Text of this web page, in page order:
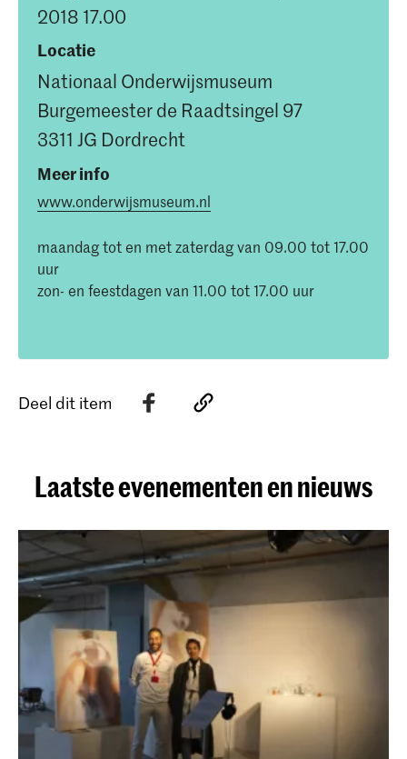
2018 17.00
Locatie
Nationaal Onderwijsmuseum
Burgemeester de Raadtsingel 97
3311 JG Dordrecht
Meer info
www.onderwijsmuseum.nl
maandag tot en met zaterdag van 09.00 tot 17.00
uur
zon- en feestdagen van 11.00 tot 17.00 uur
Deel dit item
Laatste evenementen en nieuws